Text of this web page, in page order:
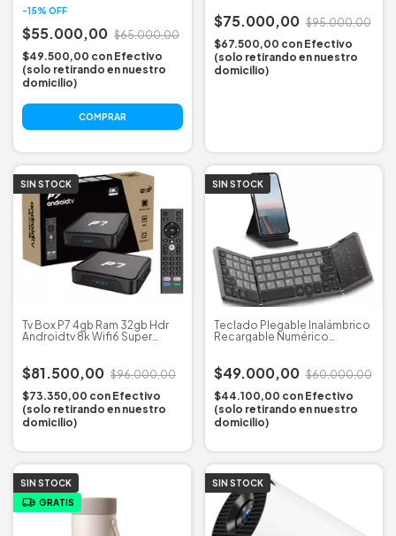
-15% OFF
$55.000,00 $65.000,00
$49.500,00 con Efectivo
(solo retirando en nuestro
domicilio)
COMPRAR
$75.000,00 $95.000,00
$67.500,00 con Efectivo
(solo retirando en nuestro
domicilio)
SIN STOCK
Tv Box P7 4gb Ram 32gb Hdr
Androidtv 8k Wifi6 Super
$81.500,00 $96.000,00
$73.350,00 con Efectivo
(solo retirando en nuestro
domicilio)
SIN STOCK
Teclado Plegable Inalámbrico
Recargable Numérico
$49.000,00 $60.000,00
$44.100,00 con Efectivo
(solo retirando en nuestro
domicilio)
SIN STOCK
GRATIS
SIN STOCK